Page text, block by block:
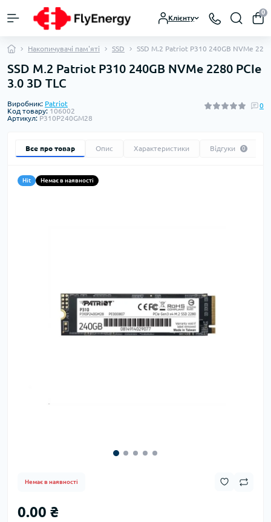
Клієнту
0
Накопичувачі пам'яті SSD SSD M.2 Patriot P310 240GB NVMe
SSD M.2 Patriot P310 240GB NVMe 2280 PCIe
3.0 3D TLC
Виробник: Patriot
Код товару: 106002
Артикул: P310P240GM28
0
Все про товар Опис Характеристики Відгуки 0
Hit Немає в наявності
Немає в наявності
0.00 ₴